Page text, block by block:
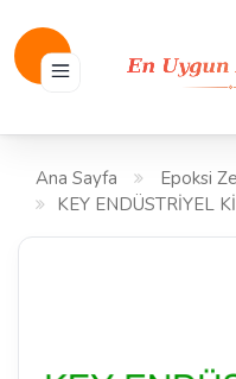
Ana Sayfa
Epoksi
KEY ENDÜSTRİYEL